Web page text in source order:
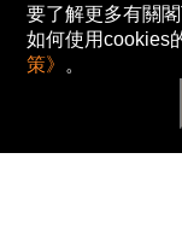
要了解更多有關
如何使用cookies
策》 。